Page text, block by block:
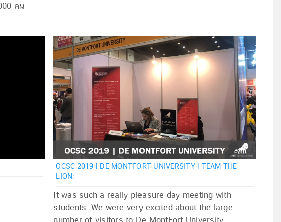
คน
OCSC 2019 | DE MONTFORT UNIVERSITY | TEAM THE
LION:
It was such a really pleasure day meeting with
students. We were very excited about the large
number of visitors to De MontFort University